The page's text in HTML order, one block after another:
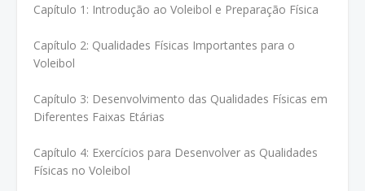
Capítulo 1: Introdução ao Voleibol e Preparação Física
Capítulo 2: Qualidades Físicas Importantes para o
Voleibol
Capítulo 3: Desenvolvimento das Qualidades Físicas em
Diferentes Faixas Etárias
Capítulo 4: Exercícios para Desenvolver as Qualidades
Físicas no Voleibol